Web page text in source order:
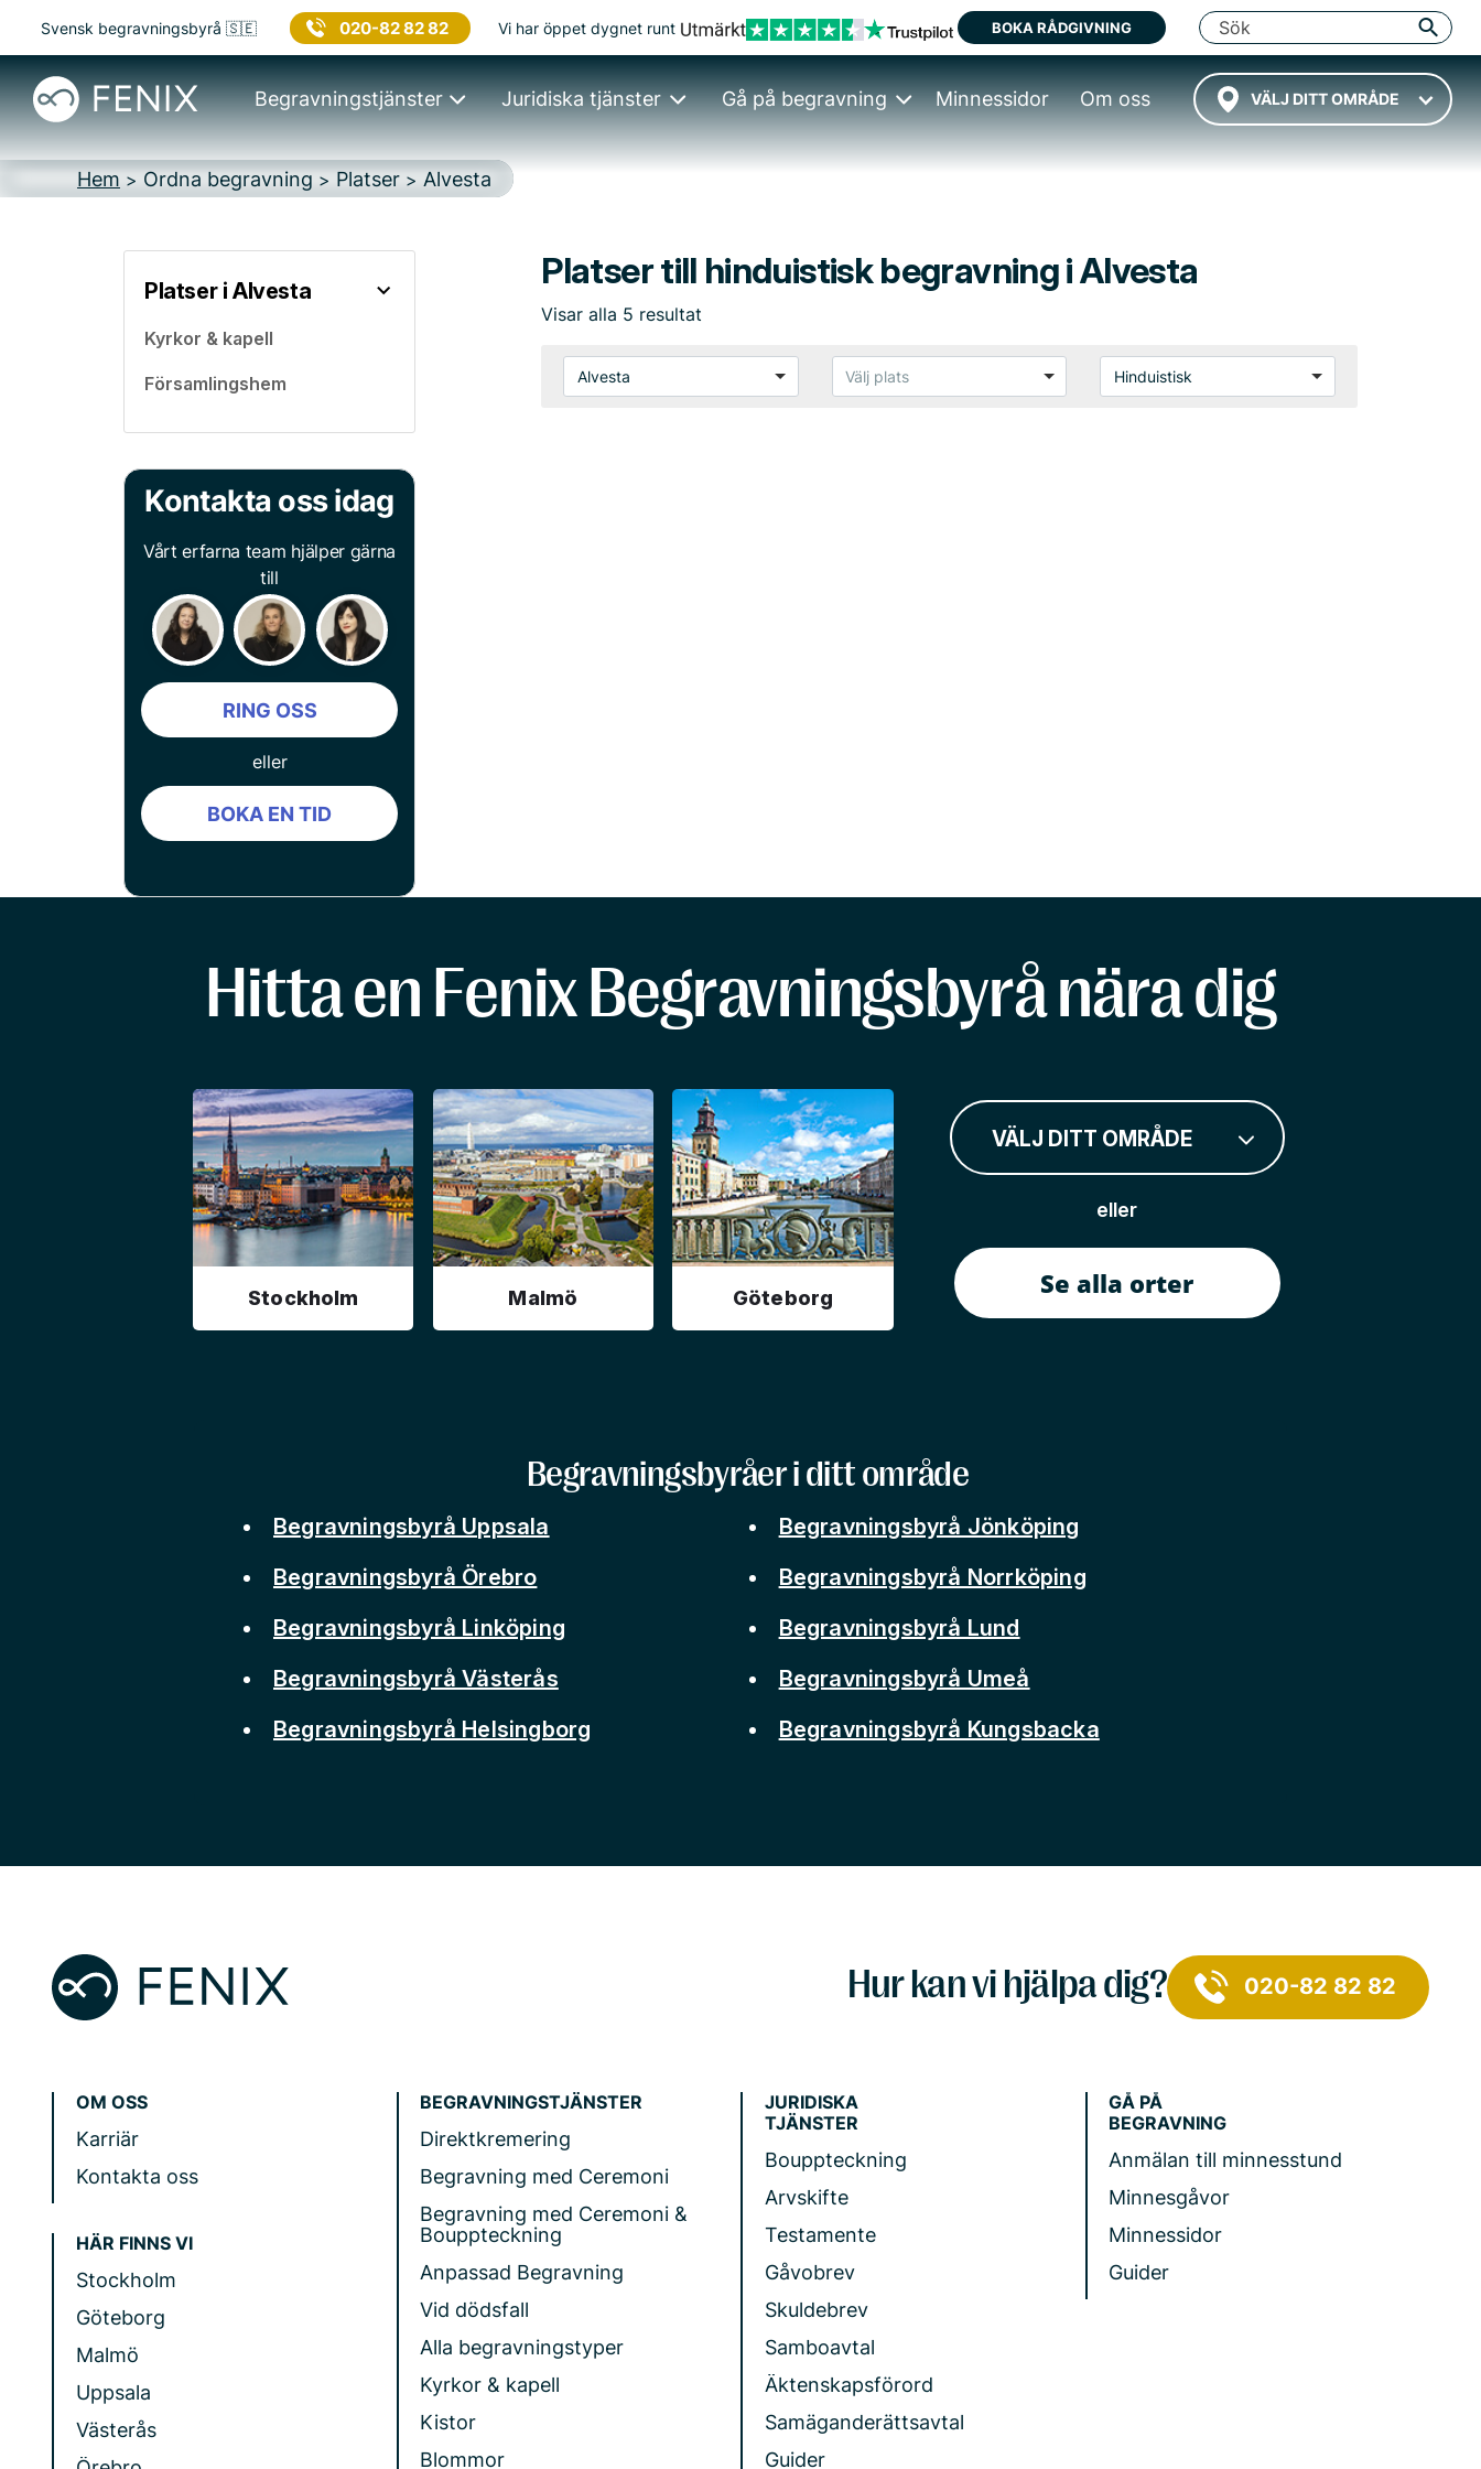
Svensk begravningsbyrå 🇸🇪 020-82 82 82 Vi har öppet dygnet runt BOKA RÅDGIVNING
VÄLJ DITT OMRÅDE
Begravningstjänster Juridiska tjänster Gå på begravning Minnessidor Om oss
Hem > Ordna begravning > Platser > Alvesta
Platser i Alvesta
Kyrkor & kapell
Församlingshem
Kontakta oss idag
Vårt erfarna team hjälper gärna
till
RING OSS
eller
BOKA EN TID
Platser till hinduistisk begravning i Alvesta
Visar alla 5 resultat
Alvesta Välj plats Hinduistisk
Hitta en Fenix Begravningsbyrå nära dig
Stockholm Malmö Göteborg
VÄLJ DITT OMRÅDE
eller
Se alla orter
Begravningsbyråer i ditt område
Begravningsbyrå Uppsala
Begravningsbyrå Örebro
Begravningsbyrå Linköping
Begravningsbyrå Västerås
Begravningsbyrå Helsingborg
Begravningsbyrå Jönköping
Begravningsbyrå Norrköping
Begravningsbyrå Lund
Begravningsbyrå Umeå
Begravningsbyrå Kungsbacka
Hur kan vi hjälpa dig? 020-82 82 82
OM OSS
Karriär
Kontakta oss
HÄR FINNS VI
Stockholm
Göteborg
Malmö
Uppsala
Västerås
BEGRAVNINGSTJÄNSTER
Direktkremering
Begravning med Ceremoni
Begravning med Ceremoni &
Bouppteckning
Anpassad Begravning
Vid dödsfall
Alla begravningstyper
Kyrkor & kapell
Kistor
Blommor
JURIDISKA
TJÄNSTER
Bouppteckning
Arvskifte
Testamente
Gåvobrev
Skuldebrev
Samboavtal
Äktenskapsförord
Samäganderättsavtal
Guider
GÅ PÅ
BEGRAVNING
Anmälan till minnesstund
Minnesgåvor
Minnessidor
Guider